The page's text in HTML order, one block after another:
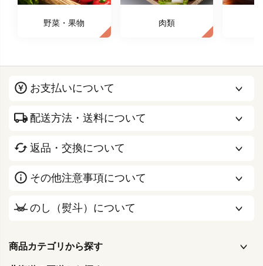
野菜・果物 肉類
お支払いについて
配送方法・送料について
返品・交換について
その他注意事項について
のし（熨斗）について
商品カテゴリから探す